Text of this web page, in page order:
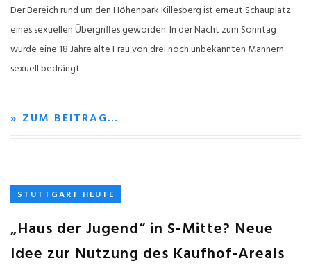
Der Bereich rund um den Höhenpark Killesberg ist erneut Schauplatz
eines sexuellen Übergriffes geworden. In der Nacht zum Sonntag
wurde eine 18 Jahre alte Frau von drei noch unbekannten Männern
sexuell bedrängt.
» ZUM BEITRAG…
STUTTGART HEUTE
„Haus der Jugend“ in S-Mitte? Neue
Idee zur Nutzung des Kaufhof-Areals